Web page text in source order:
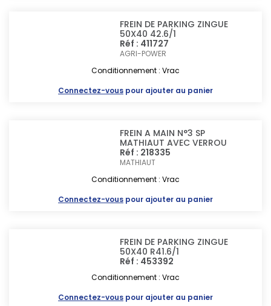
FREIN DE PARKING ZINGUE
50X40 42.6/1
Réf : 411727
AGRI-POWER
Conditionnement : Vrac
Connectez-vous pour ajouter au panier
FREIN A MAIN N°3 SP
MATHIAUT AVEC VERROU
Réf : 218335
MATHIAUT
Conditionnement : Vrac
Connectez-vous pour ajouter au panier
FREIN DE PARKING ZINGUE
50X40 R41.6/1
Réf : 453392
Conditionnement : Vrac
Connectez-vous pour ajouter au panier